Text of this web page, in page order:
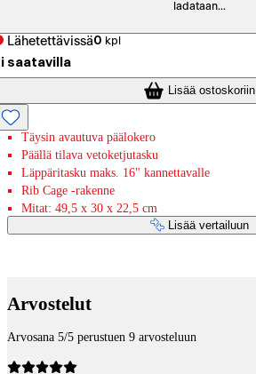
ladataan...
Lähetettävissä0 kpl
saatavilla
Lisää ostoskoriin
Täysin avautuva päälokero
Päällä tilava vetoketjutasku
Läppäritasku maks. 16" kannettavalle
Rib Cage -rakenne
Mitat: 49,5 x 30 x 22,5 cm
Lisää vertailuun
Arvostelut
Arvosana 5/5 perustuen 9 arvosteluun